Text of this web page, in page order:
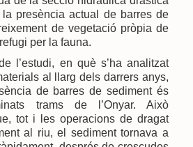
presència actual de barres de
de vegetació pròpia de
per la fauna.
l’estudi, en què s’ha analitzat
al llarg dels darrers anys,
de barres de sediment és
trams de l’Onyar. Això
tot i les operacions de dragat
al riu, el sediment tornava a